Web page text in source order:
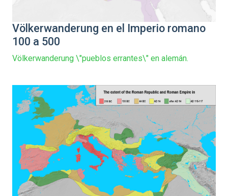
Völkerwanderung en el Imperio romano
100 a 500
Völkerwanderung \"pueblos errantes\" en alemán.